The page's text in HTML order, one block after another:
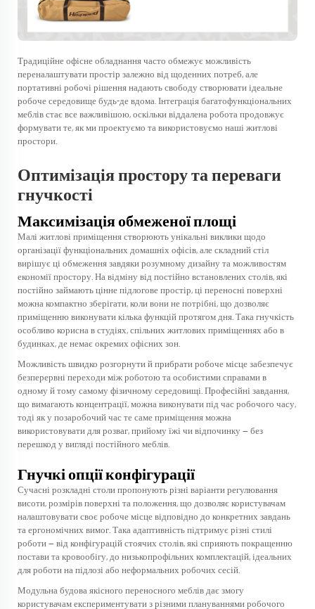
Традиційне офісне обладнання часто обмежує можливість
переналаштувати простір залежно від щоденних потреб, але
портативні робочі рішення надають свободу створювати ідеальне
робоче середовище будь-де вдома. Інтеграція багатофункціональних
меблів стає все важливішою, оскільки віддалена робота продовжує
формувати те, як ми проектуємо та використовуємо наші житлові
простори.
Оптимізація простору та переваги
гнучкості
Максимізація обмеженої площі
Малі житлові приміщення створюють унікальні виклики щодо
організації функціональних домашніх офісів, але складний стіл
вирішує ці обмеження завдяки розумному дизайну та можливостям
економії простору. На відміну від постійно встановлених столів, які
постійно займають цінне підлогове простір, ці переносні поверхні
можна компактно зберігати, коли вони не потрібні, що дозволяє
приміщенню виконувати кілька функцій протягом дня. Така гнучкість
особливо корисна в студіях, спільних житлових приміщеннях або в
будинках, де немає окремих офісних зон.
Можливість швидко розгорнути й прибрати робоче місце забезпечує
безперервні переходи між роботою та особистими справами в
одному й тому самому фізичному середовищі. Професійні завдання,
що вимагають концентрації, можна виконувати під час робочого часу,
тоді як у позаробочий час те саме приміщення можна
використовувати для розваг, прийому їжі чи відпочинку — без
перешкод у вигляді постійного меблів.
Гнучкі опції конфігурації
Сучасні розкладні столи пропонують різні варіанти регулювання
висоти, розмірів поверхні та положення, що дозволяє користувачам
налаштовувати своє робоче місце відповідно до конкретних завдань
та ергономічних вимог. Така адаптивність підтримує різні стилі
роботи — від конфігурацій стоячих столів, які сприяють покращенню
постави та кровообігу, до низькопрофільних комплектацій, ідеальних
для роботи на підлозі або неформальних робочих сесій.
Модульна будова якісного переносного меблів дає змогу
користувачам експериментувати з різними плануваннями робочого